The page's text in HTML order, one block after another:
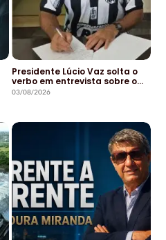
Presidente Lúcio Vaz solta o
verbo em entrevista sobre o…
03/08/2026